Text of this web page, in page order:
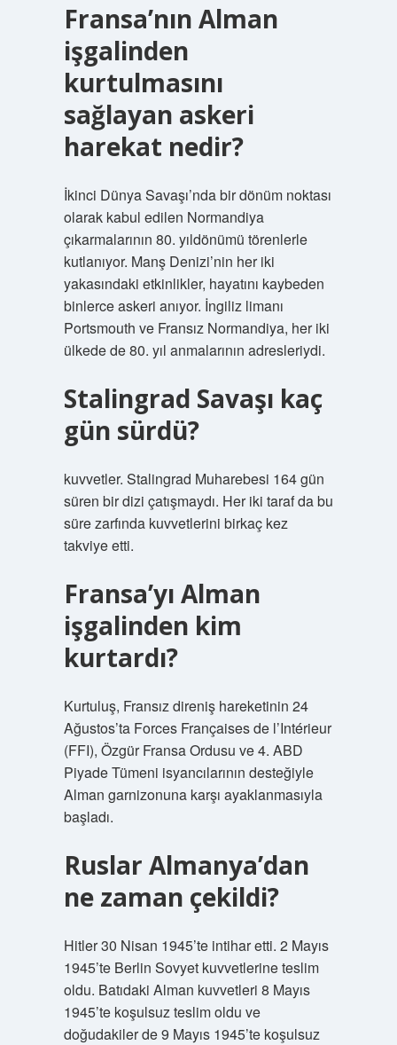
Fransa’nın Alman
işgalinden
kurtulmasını
sağlayan askeri
harekat nedir?
İkinci Dünya Savaşı’nda bir dönüm noktası
olarak kabul edilen Normandiya
çıkarmalarının 80. yıldönümü törenlerle
kutlanıyor. Manş Denizi’nin her iki
yakasındaki etkinlikler, hayatını kaybeden
binlerce askeri anıyor. İngiliz limanı
Portsmouth ve Fransız Normandiya, her iki
ülkede de 80. yıl anmalarının adresleriydi.
Stalingrad Savaşı kaç
gün sürdü?
kuvvetler. Stalingrad Muharebesi 164 gün
süren bir dizi çatışmaydı. Her iki taraf da bu
süre zarfında kuvvetlerini birkaç kez
takviye etti.
Fransa’yı Alman
işgalinden kim
kurtardı?
Kurtuluş, Fransız direniş hareketinin 24
Ağustos’ta Forces Françaises de l’Intérieur
(FFI), Özgür Fransa Ordusu ve 4. ABD
Piyade Tümeni isyancılarının desteğiyle
Alman garnizonuna karşı ayaklanmasıyla
başladı.
Ruslar Almanya’dan
ne zaman çekildi?
Hitler 30 Nisan 1945’te intihar etti. 2 Mayıs
1945’te Berlin Sovyet kuvvetlerine teslim
oldu. Batıdaki Alman kuvvetleri 8 Mayıs
1945’te koşulsuz teslim oldu ve
doğudakiler de 9 Mayıs 1945’te koşulsuz